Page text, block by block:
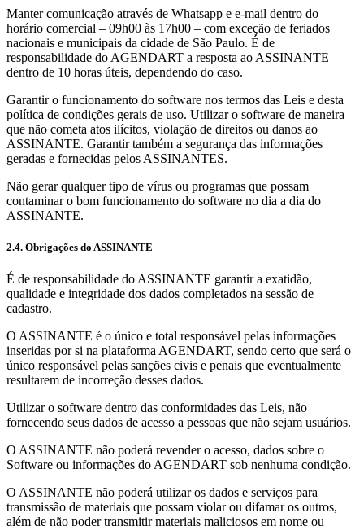
Manter comunicação através de Whatsapp e e-mail dentro do
horário comercial – 09h00 às 17h00 – com exceção de feriados
nacionais e municipais da cidade de São Paulo. É de
responsabilidade do AGENDART a resposta ao ASSINANTE
dentro de 10 horas úteis, dependendo do caso.
Garantir o funcionamento do software nos termos das Leis e desta
política de condições gerais de uso. Utilizar o software de maneira
que não cometa atos ilícitos, violação de direitos ou danos ao
ASSINANTE. Garantir também a segurança das informações
geradas e fornecidas pelos ASSINANTES.
Não gerar qualquer tipo de vírus ou programas que possam
contaminar o bom funcionamento do software no dia a dia do
ASSINANTE.
2.4. Obrigações do ASSINANTE
É de responsabilidade do ASSINANTE garantir a exatidão,
qualidade e integridade dos dados completados na sessão de
cadastro.
O ASSINANTE é o único e total responsável pelas informações
inseridas por si na plataforma AGENDART, sendo certo que será o
único responsável pelas sanções civis e penais que eventualmente
resultarem de incorreção desses dados.
Utilizar o software dentro das conformidades das Leis, não
fornecendo seus dados de acesso a pessoas que não sejam usuários.
O ASSINANTE não poderá revender o acesso, dados sobre o
Software ou informações do AGENDART sob nenhuma condição.
O ASSINANTE não poderá utilizar os dados e serviços para
transmissão de materiais que possam violar ou difamar os outros,
além de não poder transmitir materiais maliciosos em nome ou